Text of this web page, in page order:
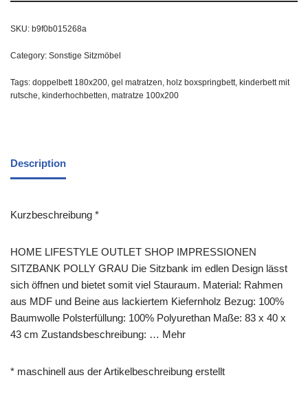
SKU: b9f0b015268a
Category: Sonstige Sitzmöbel
Tags: doppelbett 180x200 gel matratzen holz boxspringbett kinderbett mit
rutsche kinderhochbetten matratze 100x200
Description
Kurzbeschreibung *
HOME LIFESTYLE OUTLET SHOP IMPRESSIONEN
SITZBANK POLLY GRAU Die Sitzbank im edlen Design lässt
sich öffnen und bietet somit viel Stauraum. Material: Rahmen
aus MDF und Beine aus lackiertem Kiefernholz Bezug: 100%
Baumwolle Polsterfüllung: 100% Polyurethan Maße: 83 x 40 x
43 cm Zustandsbeschreibung: … Mehr
* maschinell aus der Artikelbeschreibung erstellt